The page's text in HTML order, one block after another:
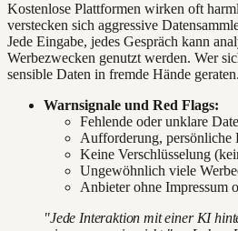
Kostenlose Plattformen wirken oft
verstecken sich aggressive
Jede Eingabe, jedes Gespräch kann
Werbezwecken genutzt werden. Wer
sensible Daten in fremde Hände geraten.
Warnsignale und Red Flags:
Fehlende oder unklare
Aufforderung, persönliche
Keine Verschlüsselung
Ungewöhnlich viele
Anbieter ohne Impressum
"Jede Interaktion mit einer KI